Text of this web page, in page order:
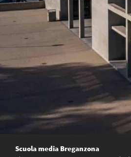
Scuola media Breganzona